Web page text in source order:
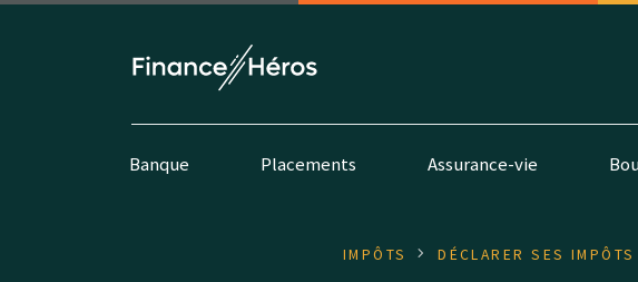
Banque Placements Assurance-vie
IMPÔTS DÉCLARER SES IMPÔTS